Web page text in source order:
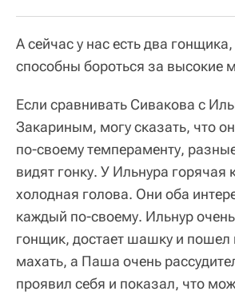
А сейчас у нас есть два
способны бороться за высокие
Если сравнивать Сивакова с
Закариным, могу сказать, что
по-своему темпераменту,
видят гонку. У Ильнура горячая
холодная голова. Они оба
каждый по-своему. Ильнур
гонщик, достает шашку и пошел
махать, а Паша очень
проявил себя и показал, что